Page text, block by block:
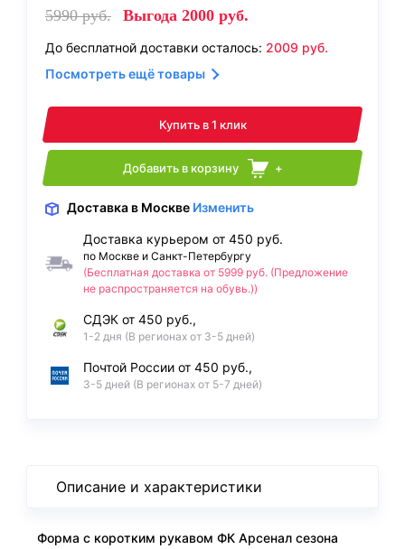
5990руб. Выгода 2000 руб.
До бесплатной доставки осталось: 2009 руб.
Посмотреть ещё товары
Купить в 1 клик
Добавить в корзину +
Доставка в Москве Изменить
Доставка курьером от 450 руб.
по Москве и Санкт-Петербургу
(Бесплатная доставка от 5999 руб. (Предложение
не распространяется на обувь.))
СДЭК от 450 руб.,
1-2 дня (В регионах от 3-5 дней)
Почтой России от 450 руб.,
3-5 дней (В регионах от 5-7 дней)
Описание и характеристики
Форма с коротким рукавом ФК Арсенал сезона